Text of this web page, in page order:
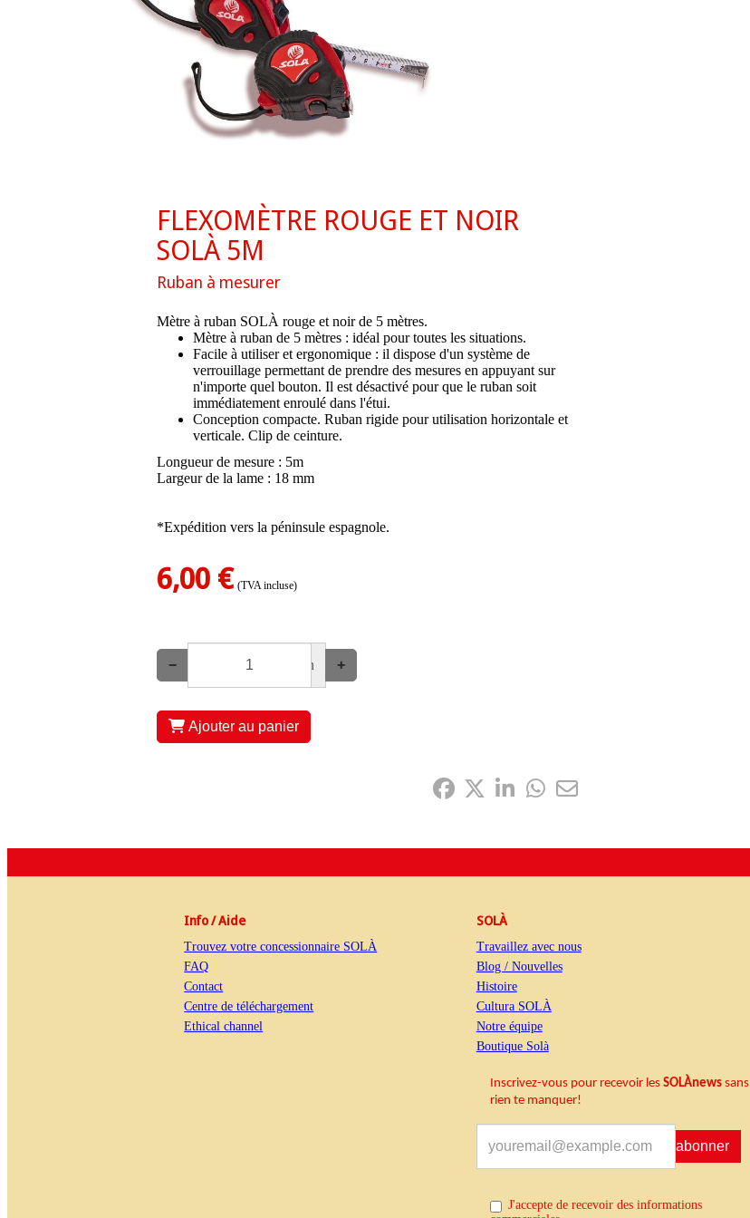
FLEXOMÈTRE ROUGE ET NOIR
SOLÀ 5M
Ruban à mesurer
Mètre à ruban SOLÀ rouge et noir de 5 mètres.
Mètre à ruban de 5 mètres : idéal pour toutes les situations.
Facile à utiliser et ergonomique : il dispose d'un système de
verrouillage permettant de prendre des mesures en appuyant sur
n'importe quel bouton. Il est désactivé pour que le ruban soit
immédiatement enroulé dans l'étui.
Conception compacte. Ruban rigide pour utilisation horizontale et
verticale. Clip de ceinture.
Longueur de mesure : 5m
Largeur de la lame : 18 mm
*Expédition vers la péninsule espagnole.
6,00 € (TVA incluse)
− un +
Ajouter au panier
Info / Aide
Trouvez votre concessionnaire SOLÀ
FAQ
Contact
Centre de téléchargement
Ethical channel
SOLÀ
Travaillez avec nous
Blog / Nouvelles
Histoire
Cultura SOLÀ
Notre équipe
Boutique Solà
Inscrivez-vous pour recevoir les SOLÀnewssans
rien te manquer!
S'abonner
J'accepte de recevoir des informations